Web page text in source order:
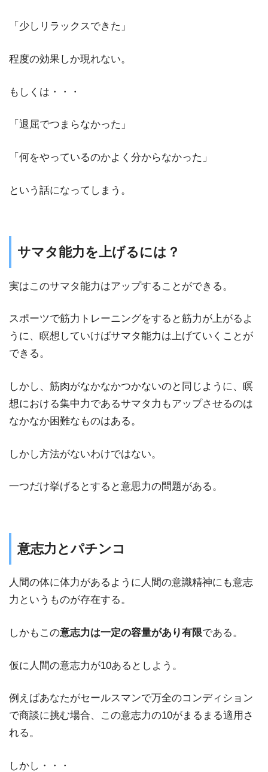
「少しリラックスできた」
程度の効果しか現れない。
もしくは・・・
「退屈でつまらなかった」
「何をやっているのかよく分からなかった」
という話になってしまう。
サマタ能力を上げるには？
実はこのサマタ能力はアップすることができる。
スポーツで筋力トレーニングをすると筋力が上がるよ
うに、瞑想していけばサマタ能力は上げていくことが
できる。
しかし、筋肉がなかなかつかないのと同じように、瞑
想における集中力であるサマタ力もアップさせるのは
なかなか困難なものはある。
しかし方法がないわけではない。
一つだけ挙げるとすると意思力の問題がある。
意志力とパチンコ
人間の体に体力があるように人間の意識精神にも意志
力というものが存在する。
しかもこの意志力は一定の容量があり有限である。
仮に人間の意志力が10あるとしよう。
例えばあなたがセールスマンで万全のコンディション
で商談に挑む場合、この意志力の10がまるまる適用さ
れる。
しかし・・・